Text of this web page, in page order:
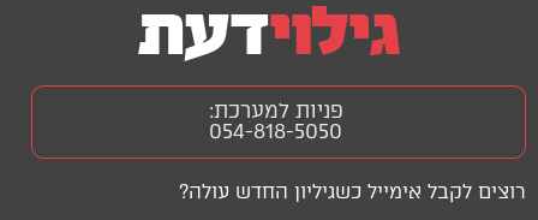
רוצים לקבל אימייל כשגיליון החדש עולה?
פניות למערכת:
054-818-5050